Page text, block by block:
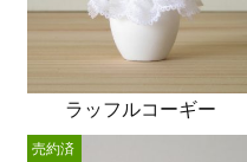
ラッフルコーギー
売約済